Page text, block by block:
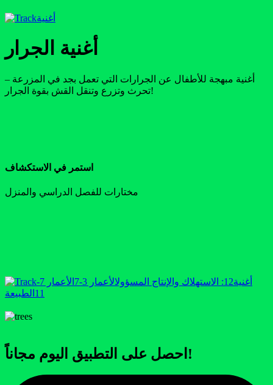
أغنية
أغنية الجرار
أغنية مبهجة للأطفال عن الجرارات التي تعمل بجد في المزرعة –
تحرث وتزرع وتنقل القش بقوة الجرار!
استمر في الاستكشاف
مختارات للفصل الدراسي والمنزل
أغنية12: الاستهلاك والإنتاج المسؤول الأعمار 3-7
الأعمار 7-
11 الطبيعة
احصل على التطبيق اليوم مجاناً!